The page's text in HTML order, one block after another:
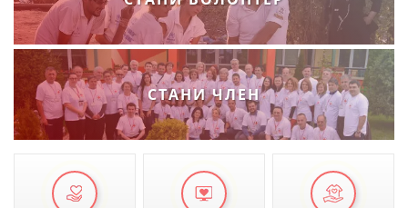
ЗНАЧЕЊЕ НА СЛУЖБАТА ЗА БАРАЊЕ
ФОРМУЛАРИ ЗА БАРАЊА
ЗДРАВСТВЕНО ПРЕВЕНТИВНА ДЕЈНОСТ
ПРВА ПОМОШ
ИНФОРМАЦИИ ЗА БОЛЕСТИ
СТАНИ ЧЛЕН